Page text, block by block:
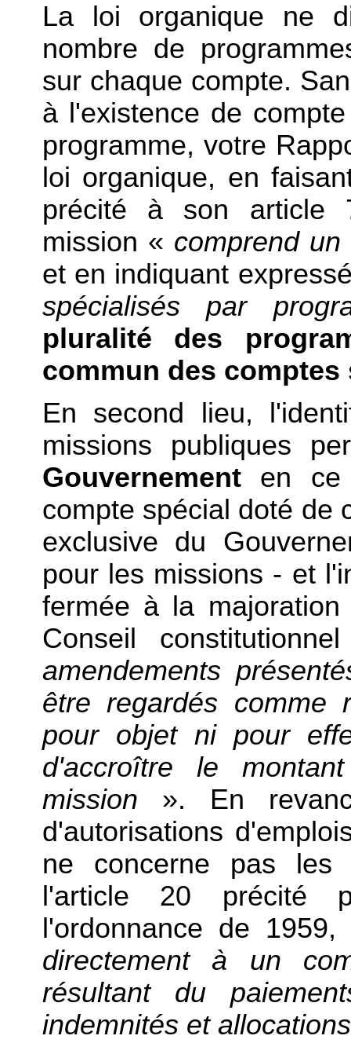
La loi organique ne
nombre de
sur chaque compte.
à l'existence de
programme, votre
loi organique, en
précité à son article
mission « comprend
et en indiquant
spécialisés par
pluralité des
commun des comptes
En second lieu,
missions publiques
Gouvernement en ce
compte spécial doté de
exclusive du
pour les missions - et
fermée à la
Conseil
amendements
être regardés comme
pour objet ni pour
d'accroître le
mission ». En
d'autorisations
ne concerne pas les
l'article 20 précité
l'ordonnance de
directement à un
résultant du
indemnités et